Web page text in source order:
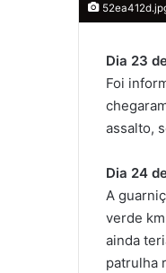
Dia 23
Foi
assalto,
Dia 24
A
verde
ainda
patrulha